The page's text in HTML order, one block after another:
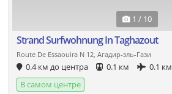
1 / 10
Strand Surfwohnung In Taghazout
Route De Essaouira N 12, Агадир-эль-Гази
0.4 км до центра 0.1 км
0.1 км
В самом центре